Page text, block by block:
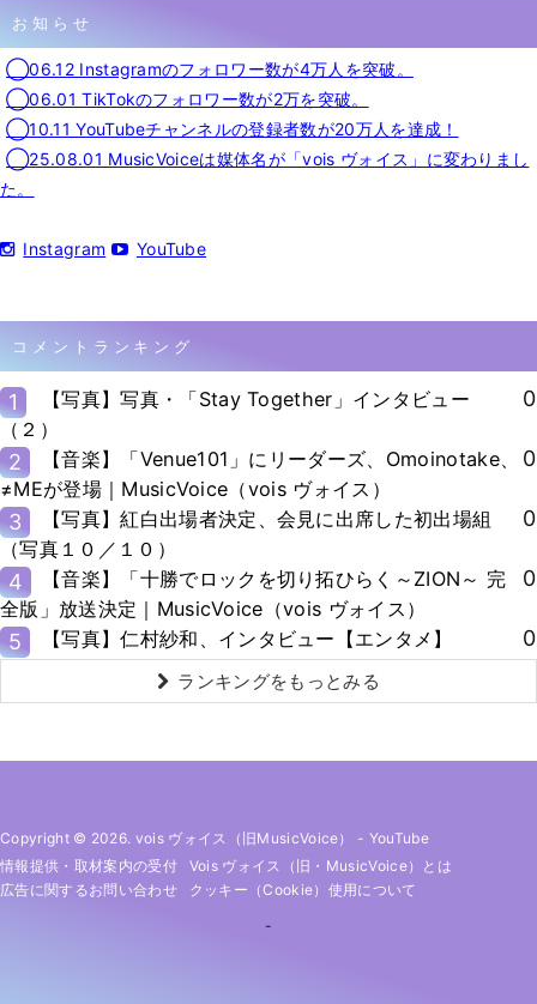
お知らせ
◯06.12 Instagramのフォロワー数が4万人を突破。
◯06.01 TikTokのフォロワー数が2万を突破。
◯10.11 YouTubeチャンネルの登録者数が20万人を達成！
◯25.08.01 MusicVoiceは媒体名が「vois ヴォイス」に変わりまし
た。
Instagram YouTube
コメントランキング
1
【写真】写真・「Stay Together」インタビュー
（２）
0
2
【音楽】「Venue101」にリーダーズ、Omoinotake、
≠MEが登場｜MusicVoice（vois ヴォイス）
0
3
【写真】紅白出場者決定、会見に出席した初出場組
（写真１０／１０）
0
4
【音楽】「十勝でロックを切り拓ひらく～ZION～ 完
全版」放送決定｜MusicVoice（vois ヴォイス）
0
5 【写真】仁村紗和、インタビュー【エンタメ】 0
ランキングをもっとみる
Copyright © 2026. vois ヴォイス（旧MusicVoice） - YouTube
情報提供・取材案内の受付
Vois ヴォイス（旧・MusicVoice）とは
広告に関するお問い合わせ
クッキー（cookie）使用について
-